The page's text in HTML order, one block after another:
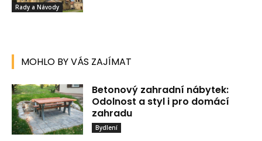
Rady a Návody
MOHLO BY VÁS ZAJÍMAT
Betonový zahradní nábytek:
Odolnost a styl i pro domácí
zahradu
Bydlení